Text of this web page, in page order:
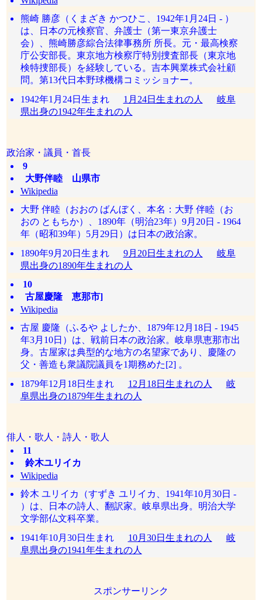
熊崎 勝彦（くまざき かつひこ、1942年1月24日 - ）
は、日本の元検察官、弁護士（第一東京弁護士
会）、熊崎勝彦綜合法律事務所 所長。元・最高検察
庁公安部長。東京地方検察庁特別捜査部長（東京地
検特捜部長）を経験している。吉本興業株式会社顧
問。第13代日本野球機構コミッショナー。
1942年1月24日生まれ 1月24日生まれの人
岐阜
県出身の1942年生まれの人
政治家・議員・首長
9
大野伴睦 山県市
Wikipedia
大野 伴睦（おおの ばんぼく、本名：大野 伴睦（お
おの ともちか）、1890年（明治23年）9月20日 - 1964
年（昭和39年）5月29日）は日本の政治家。
1890年9月20日生まれ 9月20日生まれの人
岐阜
県出身の1890年生まれの人
10
古屋慶隆 恵那市]
Wikipedia
古屋 慶隆（ふるや よしたか、1879年12月18日 - 1945
年3月10日）は、戦前日本の政治家。岐阜県恵那市出
身。古屋家は典型的な地方の名望家であり、慶隆の
父・善造も衆議院議員を1期務めた[2] 。
1879年12月18日生まれ 12月18日生まれの人
岐
阜県出身の1879年生まれの人
俳人・歌人・詩人・歌人
11
鈴木ユリイカ
Wikipedia
鈴木 ユリイカ（すずき ユリイカ、1941年10月30日 -
）は、日本の詩人、翻訳家。岐阜県出身。明治大学
文学部仏文科卒業。
1941年10月30日生まれ 10月30日生まれの人
岐
阜県出身の1941年生まれの人
スポンサーリンク